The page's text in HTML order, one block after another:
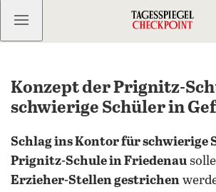
Kostenlos anmelden
Konzept der Prignitz-
schwierige Schüler in
Schlag ins Kontor für schwierige
Prignitz-Schule in Friedenau
Erzieher-Stellen gestrichen